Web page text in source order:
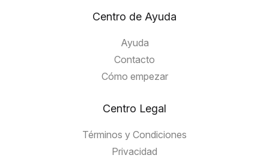
Centro de Ayuda
Ayuda
Contacto
Cómo empezar
Centro Legal
Términos y Condiciones
Privacidad